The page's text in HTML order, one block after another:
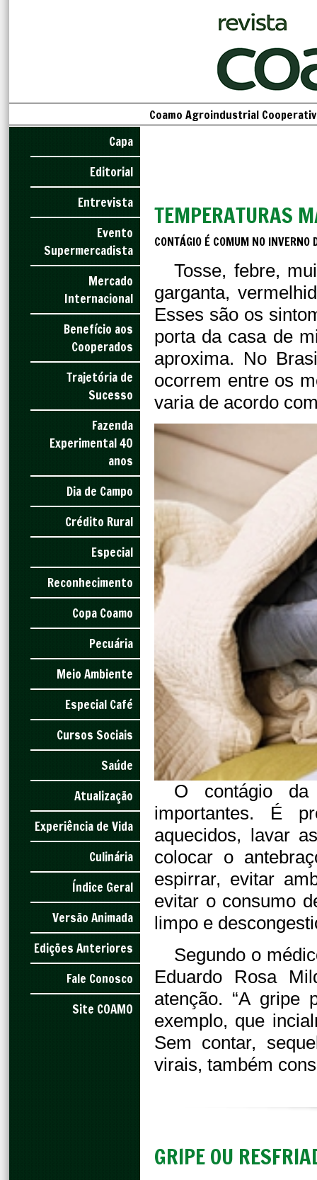
Coamo Agroindustrial
Capa
Editorial
Entrevista
Evento
Supermercadista
Mercado
Internacional
Benefício aos
Cooperados
Trajetória de
Sucesso
Fazenda
Experimental 40
anos
Dia de Campo
Crédito Rural
Especial
Reconhecimento
Copa Coamo
Pecuária
Meio Ambiente
Especial Café
Cursos Sociais
Saúde
Atualização
Experiência de Vida
Culinária
Índice Geral
Versão Animada
Edições Anteriores
Fale Conosco
Site COAMO
TEMPERATURAS
CONTÁGIO É COMUM NO INVERNO
Tosse, febre,
garganta,
Esses são os
porta da casa de
aproxima. No
ocorrem entre os
varia de acordo
O contágio
importantes. É
aquecidos, lavar
colocar o
espirrar, evitar
evitar o consumo
limpo e
Segundo o
Eduardo Rosa
atenção. “A gripe
exemplo, que
Sem contar,
virais, também
GRIPE OU